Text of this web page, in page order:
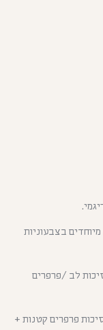
בצבעוניות
לב /פרפרים
פרפרים קטנות +